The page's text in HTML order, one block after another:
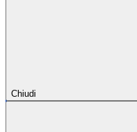
Chiudi